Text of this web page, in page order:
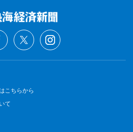
こちらから
て